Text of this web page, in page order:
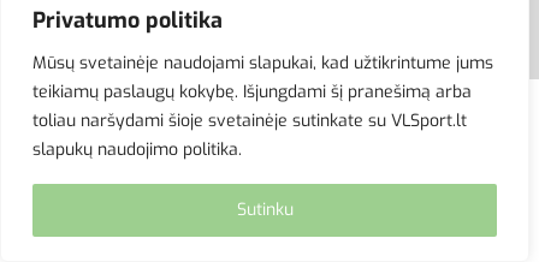
Privatumo politika
Mūsų svetainėje naudojami slapukai, kad užtikrintume jums
teikiamų paslaugų kokybę. Išjungdami šį pranešimą arba
toliau naršydami šioje svetainėje sutinkate su VLSport.lt
slapukų naudojimo politika.
Sutinku
© VLSport. 2026. Visos teisės saugomos.
Kopijuoti, platinti svetainės turinį be autorių sutikimo